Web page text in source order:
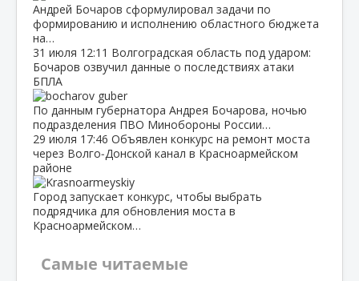
Андрей Бочаров сформулировал задачи по
формированию и исполнению областного бюджета
на…
31 июля 12:11 Волгоградская область под ударом:
Бочаров озвучил данные о последствиях атаки
БПЛА
По данным губернатора Андрея Бочарова, ночью
подразделения ПВО Минобороны России…
29 июля 17:46 Объявлен конкурс на ремонт моста
через Волго‑Донской канал в Красноармейском
районе
Город запускает конкурс, чтобы выбрать
подрядчика для обновления моста в
Красноармейском…
Самые читаемые